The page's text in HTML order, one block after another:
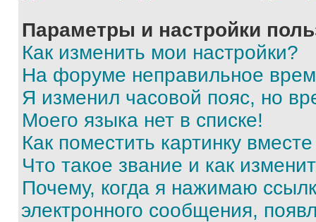
Параметры и настройки
Как изменить мои настройки?
На форуме неправильное
Я изменил часовой пояс, но
Моего языка нет в списке!
Как поместить картинку
Что такое звание и как
Почему, когда я нажимаю
электронного сообщения,